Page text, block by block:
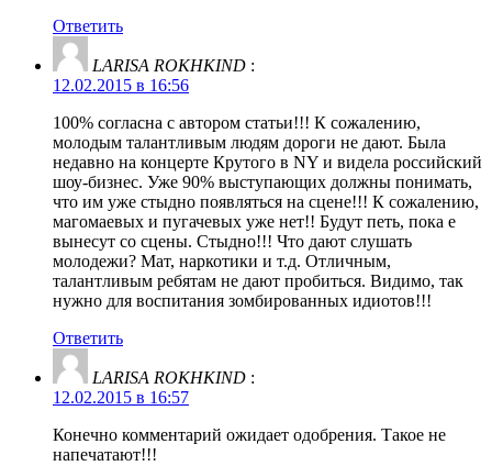
Ответить
LARISA ROKHKIND :
12.02.2015 в 16:56
100% согласна с автором статьи!!! К сожалению,
молодым талантливым людям дороги не дают. Была
недавно на концерте Крутого в NY и видела российский
шоу-бизнес. Уже 90% выступающих должны понимать,
что им уже стыдно появляться на сцене!!! К сожалению,
магомаевых и пугачевых уже нет!! Будут петь, пока е
вынесут со сцены. Стыдно!!! Что дают слушать
молодежи? Мат, наркотики и т.д. Отличным,
талантливым ребятам не дают пробиться. Видимо, так
нужно для воспитания зомбированных идиотов!!!
Ответить
LARISA ROKHKIND :
12.02.2015 в 16:57
Конечно комментарий ожидает одобрения. Такое не
напечатают!!!